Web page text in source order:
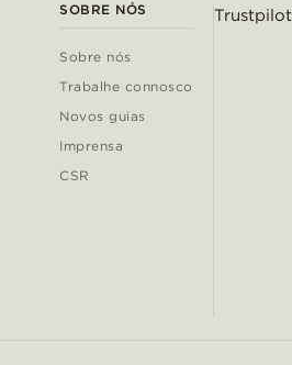
SOBRE NÓS
Sobre nós
Trabalhe connosco
Novos guias
Imprensa
CSR
Trustpilot